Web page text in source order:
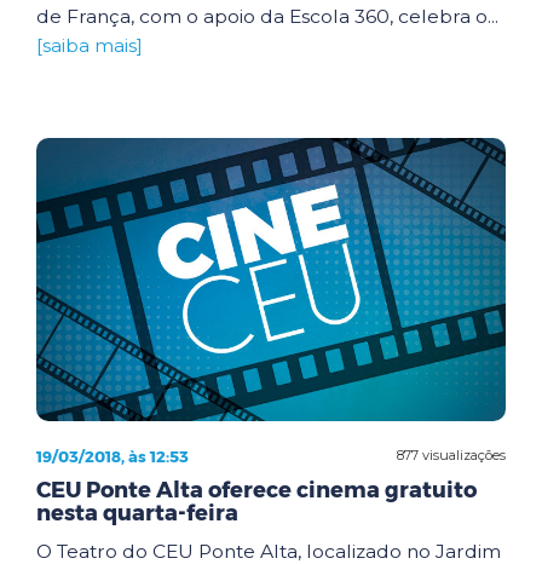
de França, com o apoio da Escola 360, celebra o...
[saiba mais]
877 visualizações
19/03/2018, às 12:53
CEU Ponte Alta oferece cinema gratuito
nesta quarta-feira
O Teatro do CEU Ponte Alta, localizado no Jardim